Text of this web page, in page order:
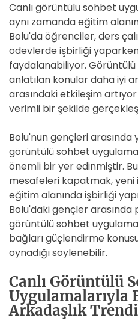
Canlı görüntülü sohbet
aynı zamanda eğitim
Bolu'da öğrenciler, ders
ödevlerde işbirliği
faydalanabiliyor.
anlatılan konular daha iyi
arasındaki etkileşim
verimli bir şekilde
Bolu'nun gençleri arasında
görüntülü sohbet
önemli bir yer edinmiştir.
mesafeleri kapatmak, yeni
eğitim alanında işbirliği
Bolu'daki gençler
görüntülü sohbet
bağları güçlendirme
oynadığı söylenebilir.
Canlı Görüntülü
Uygulamalarıyla
Arkadaşlık Trendi